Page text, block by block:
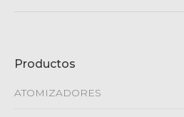
Productos
ATOMIZADORES